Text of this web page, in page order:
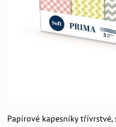
Papírové kapesníky třívrstvé,